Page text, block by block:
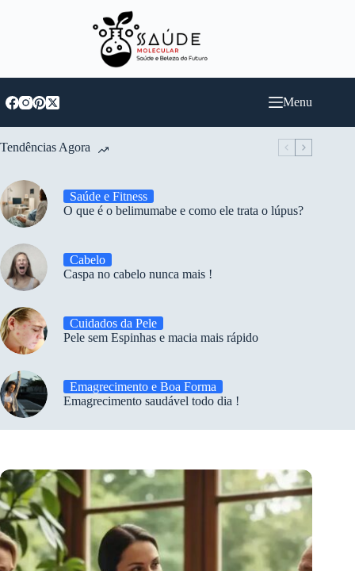
Menu
Tendências Agora
Saúde e Fitness
O que é o belimumabe e como ele trata o lúpus?
Cabelo
Caspa no cabelo nunca mais !
Cuidados da Pele
Pele sem Espinhas e macia mais rápido
Emagrecimento e Boa Forma
Emagrecimento saudável todo dia !